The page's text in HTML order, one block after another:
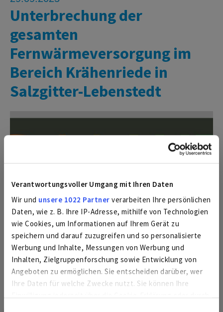
Verantwortungsvoller Umgang mit Ihren Daten
Wir und unsere 1022 Partner verarbeiten Ihre persönlichen
Daten, wie z. B. Ihre IP-Adresse, mithilfe von Technologien
wie Cookies, um Informationen auf Ihrem Gerät zu
speichern und darauf zuzugreifen und so personalisierte
Werbung und Inhalte, Messungen von Werbung und
Inhalten, Zielgruppenforschung sowie Entwicklung von
Angeboten zu ermöglichen. Sie entscheiden darüber, wer
Ihre Daten für welche Zwecke nutzt. Sie können Ihre
Unterbrechung der
gesamten
Fernwärmeversorgung im
Bereich Krähenriede in
Salzgitter-Lebenstedt